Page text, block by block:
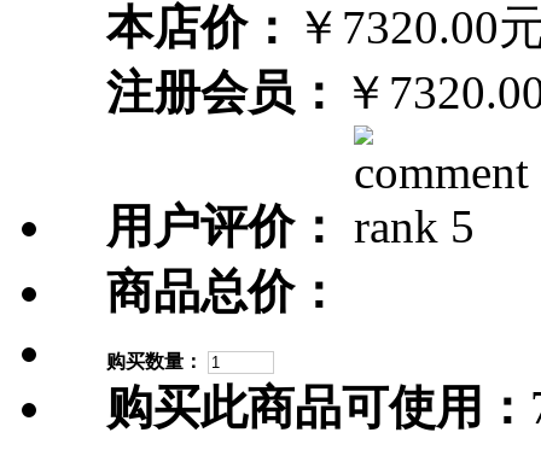
本店价： ￥7320.00
注册会员： ￥
用户评价：
商品总价：
购买数量：
购买此商品可使用：